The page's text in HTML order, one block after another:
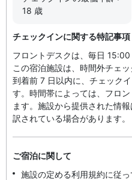
18 歳
チェックインに関する特記事項
フロントデスクは、毎日
この宿泊施設は、時間外チェ
到着前 7 日以内に、チェック
す。時間帯によっては、フロ
ます。施設から提供された情
訳されている場合があります。
ご宿泊に関して
施設の定める利用規約に従